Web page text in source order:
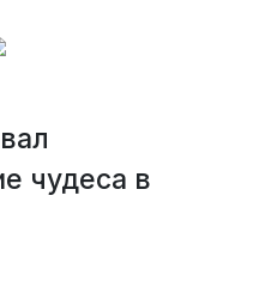
чудеса в